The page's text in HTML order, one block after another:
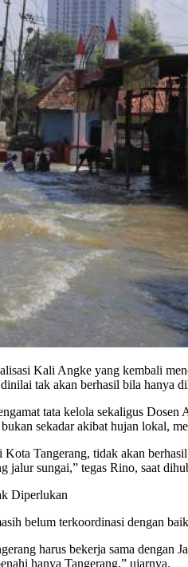
Kali Angke yang kembali
tak akan berhasil bila hanya
tata kelola sekaligus
sekadar akibat hujan lokal,
Tangerang, tidak akan
jalur sungai,” tegas Rino, saat
Diperlukan
belum terkoordinasi dengan
harus bekerja sama
hanya Tangerang,” ujarnya.